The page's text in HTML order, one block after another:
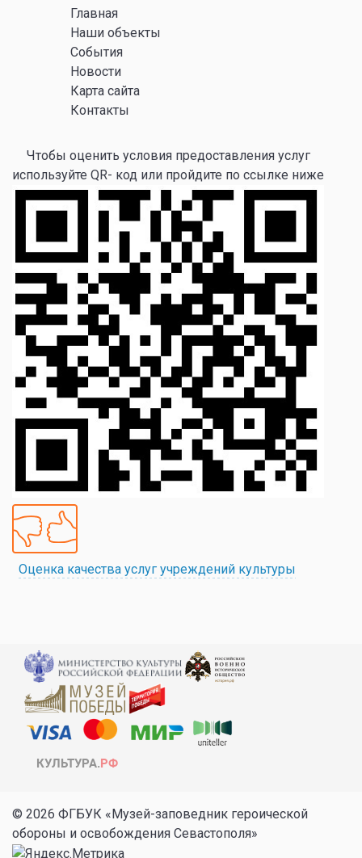
Главная
Наши объекты
События
Новости
Карта сайта
Контакты
Чтобы оценить условия предоставления услуг
используйте QR- код или пройдите по ссылке ниже
Оценка качества услуг учреждений культуры
© 2026 ФГБУК «Музей-заповедник героической
обороны и освобождения Севастополя»